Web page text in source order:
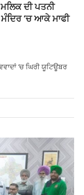
ਦੀ ਪਤਨੀ
‘ਚ ਆਕੇ ਮਾਫੀ
‘ਚ ਘਿਰੀ ਯੂਟਿਊਬਰ